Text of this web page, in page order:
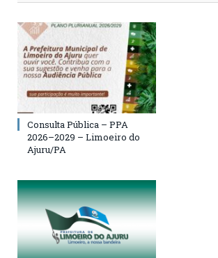
Consulta Pública – PPA
2026–2029 – Limoeiro do
Ajuru/PA